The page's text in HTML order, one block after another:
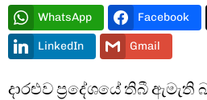
WhatsApp Facebook
LinkedIn Gmail
දාරළුව ප්‍රදේශයේ තිබී